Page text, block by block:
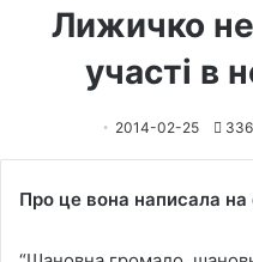
Лижичко
участі в
2014-02-25 336
Про це вона написала на